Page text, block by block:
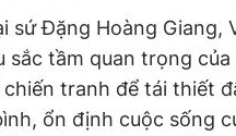
sứ Đặng Hoàng Giang,
sắc tầm quan trọng của
chiến tranh để tái thiết
ổn định cuộc sống